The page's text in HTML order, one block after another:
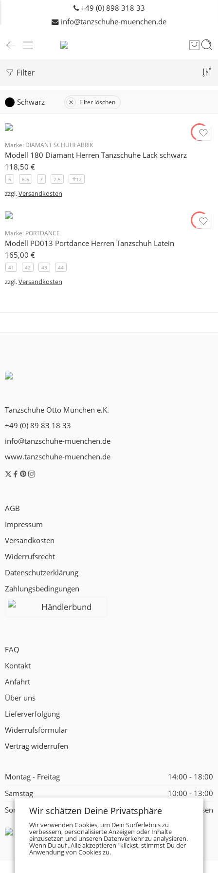
+49 (0) 898 318 33
info@tanzschuhe-muenchen.de
Filter
Schwarz Filter löschen
Marke: DIAMANT SCHUHFABRIK
Modell 180 Diamant Herren Tanzschuhe Lack schwarz
118,50 €
6 6.5 7 7.5 12
zzgl.Versandkosten
Marke: PORTDANCE
Modell PD013 Portdance Herren Tanzschuh Latein
165,00 €
41 42 43 44
zzgl.Versandkosten
Tanzschuhe Otto München e.K.
+49 (0) 89 83 18 33
info@tanzschuhe-muenchen.de
www.tanzschuhe-muenchen.de
AGB
Impressum
Versandkosten
Widerrufsrecht
Datenschutzerklärung
Zahlungsbedingungen
Händlerbund
FAQ
Kontakt
Anfahrt
Über uns
Lieferverfolgung
Widerrufsformular
Vertrag widerrufen
Montag - Freitag
14:00 - 18:00
Samstag
10:00 - 13:00
Sonntag
Geschlossen
Wir schätzen Deine Privatsphäre
Wir verwenden Cookies, um Dein Surferlebnis zu
verbessern, personalisierte Anzeigen oder Inhalte
einzusetzen und unseren Datenverkehr zu analysieren.
Wenn Du auf „Alle akzeptieren" klickst, stimmst Du der
Anwendung von Cookies zu.